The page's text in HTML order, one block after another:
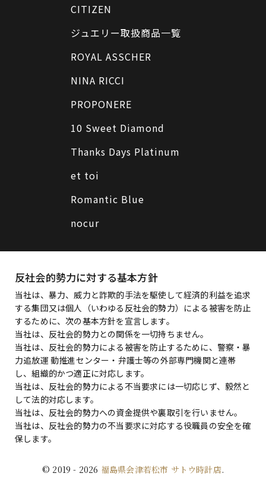
CITIZEN
ジュエリー取扱商品一覧
ROYAL ASSCHER
NINA RICCI
PROPONERE
10 Sweet Diamond
Thanks Days Platinum
et toi
Romantic Blue
nocur
反社会的勢力に対する基本方針
当社は、暴力、威力と詐欺的手法を駆使して経済的利益を追求
する集団又は個人（いわゆる反社会的勢力）による被害を防止
するために、次の基本方針を宣言します。
当社は、反社会的勢力との関係を一切持ちません。
当社は、反社会的勢力による被害を防止するために、警察・暴
力追放運 動推進センター・弁護士等の外部専門機関と連帯
し、組織的かつ適正に対応します。
当社は、反社会的勢力による不当要求には一切応じず、毅然と
して法的対応します。
当社は、反社会的勢力への資金提供や裏取引を行いません。
当社は、反社会的勢力の不当要求に対応する役職員の安全を確
保します。
© 2019 - 2026 福島県会津若松市 サトウ時計店.